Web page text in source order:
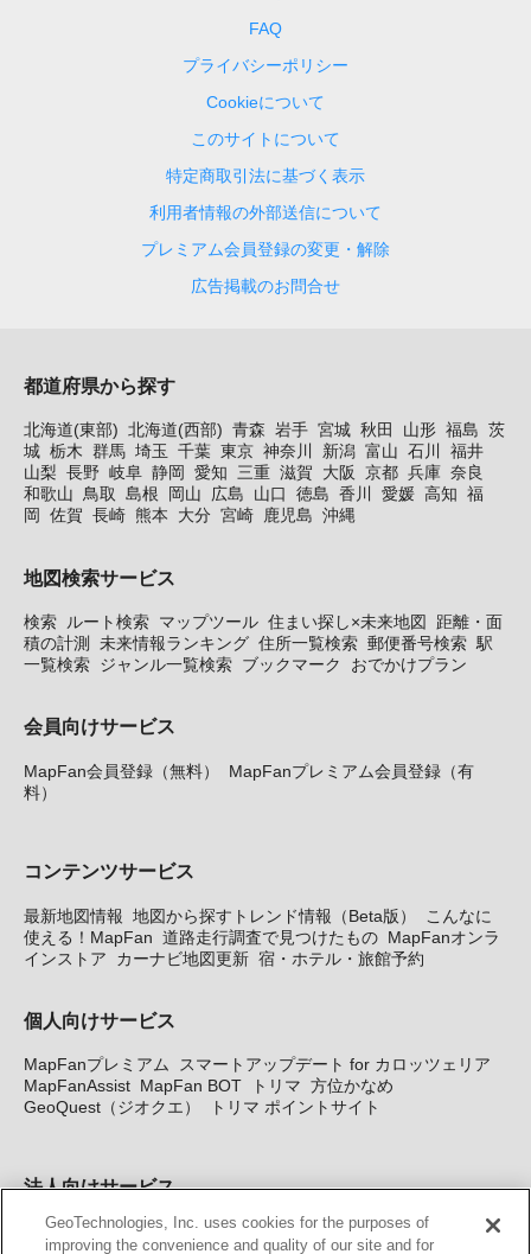
FAQ
プライバシーポリシー
Cookieについて
このサイトについて
特定商取引法に基づく表示
利用者情報の外部送信について
プレミアム会員登録の変更・解除
広告掲載のお問合せ
都道府県から探す
北海道(東部) 北海道(西部) 青森 岩手 宮城 秋田 山形 福島 茨
城 栃木 群馬 埼玉 千葉 東京 神奈川 新潟 富山 石川
福井
山梨 長野 岐阜 静岡 愛知 三重 滋賀 大阪 京都 兵庫 奈良
和歌山 鳥取 島根 岡山 広島 山口 徳島 香川 愛媛 高知 福
岡
佐賀 長崎 熊本 大分 宮崎 鹿児島 沖縄
地図検索サービス
検索 ルート検索 マップツール 住まい探し×未来地図
距離・面
積の計測
未来情報ランキング 住所一覧検索 郵便番号検索 駅
一覧検索 ジャンル一覧検索 ブックマーク おでかけプラン
会員向けサービス
MapFan会員登録（無料）
MapFanプレミアム会員登録（有
料）
コンテンツサービス
最新地図情報 地図から探すトレンド情報（Beta版）
こんなに
使える！MapFan 道路走行調査で見つけたもの MapFanオンラ
インストア
カーナビ地図更新 宿・ホテル・旅館予約
個人向けサービス
MapFanプレミアム
スマートアップデート for カロッツェリア
MapFanAssist MapFan BOT トリマ 方位かなめ
GeoQuest（ジオクエ）
トリマ ポイントサイト
法人向けサービス
法人向け地図・位置情報サービス WEBサイト・システム向け地
GeoTechnologies, Inc. uses cookies for the purposes of
improving the convenience and quality of our site and for